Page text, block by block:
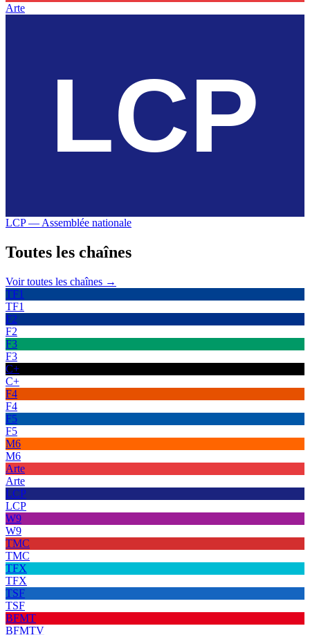
Arte
LCP — Assemblée nationale
Toutes les chaînes
Voir toutes les chaînes →
TF1
TF1
F2
F2
F3
F3
C+
C+
F4
F4
F5
F5
M6
M6
Arte
Arte
LCP
LCP
W9
W9
TMC
TMC
TFX
TFX
TSF
TSF
BFMT
BFMTV